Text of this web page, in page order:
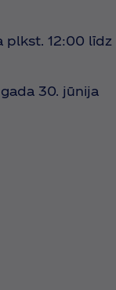
plkst. 12:00 līdz
30. jūnija